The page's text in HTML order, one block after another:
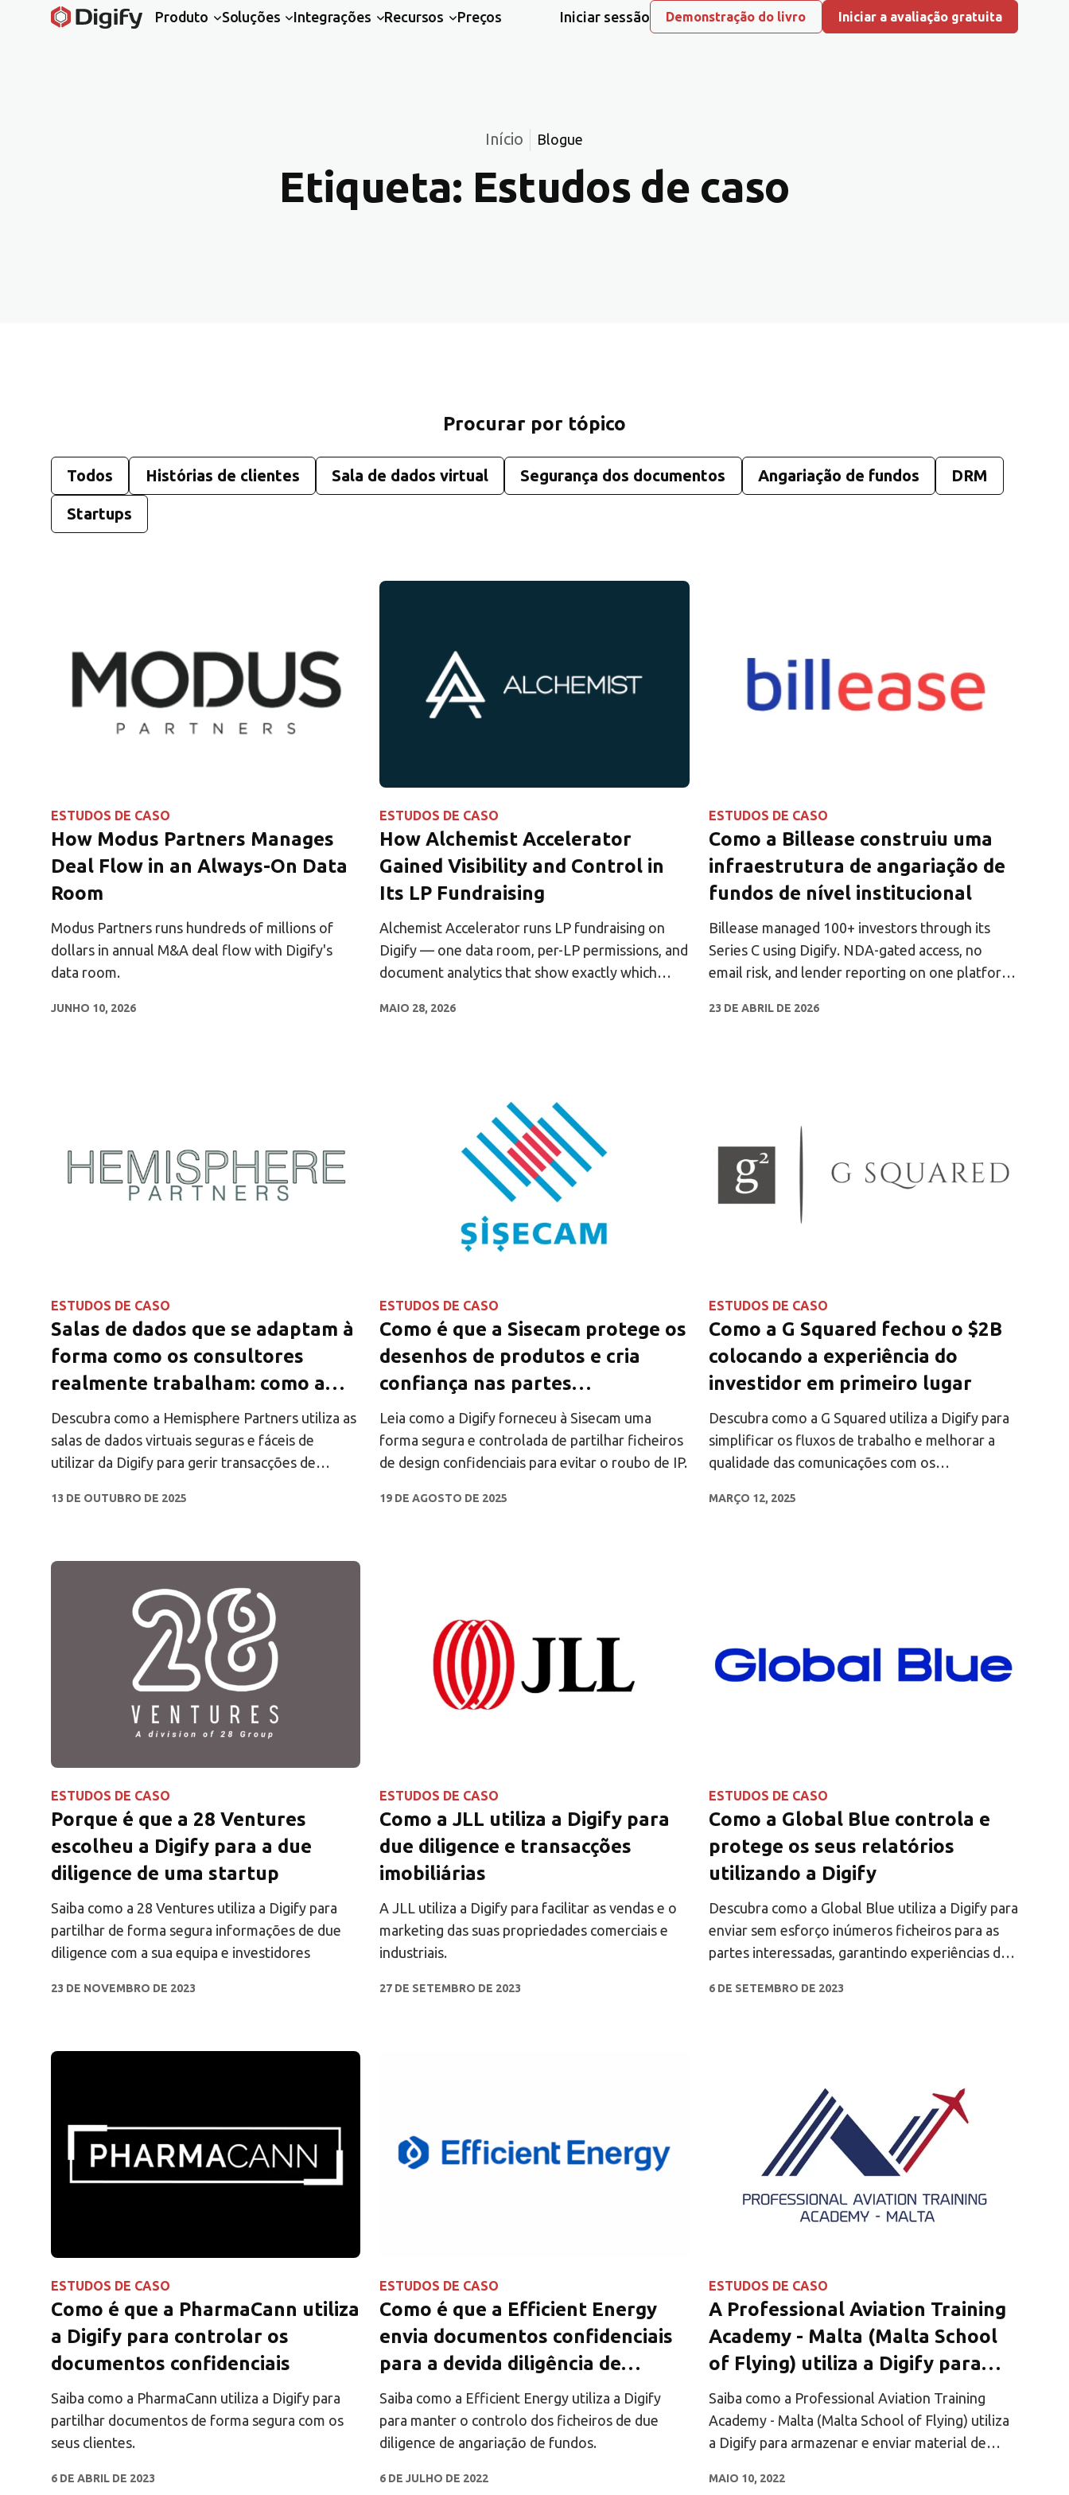
Produto Soluções Integrações Recursos Preços Iniciar sessão Demonstração do livro Iniciar a avaliação gratuita
Início Blogue
Etiqueta: Estudos de caso
Procurar por tópico
Todos Histórias de clientes Sala de dados virtual Segurança dos documentos Angariação de fundos DRM
Startups
ESTUDOS DE CASO
How Modus Partners Manages
Deal Flow in an Always-On Data
Room
Modus Partners runs hundreds of millions of
dollars in annual M&A deal flow with Digify's
data room.
JUNHO 10, 2026
ESTUDOS DE CASO
How Alchemist Accelerator
Gained Visibility and Control in
Its LP Fundraising
Alchemist Accelerator runs LP fundraising on
Digify — one data room, per-LP permissions, and
document analytics that show exactly which
MAIO 28, 2026
ESTUDOS DE CASO
Como a Billease construiu uma
infraestrutura de angariação de
fundos de nível institucional
Billease managed 100+ investors through its
Series C using Digify. NDA-gated access, no
email risk, and lender reporting on one platform.
23 DE ABRIL DE 2026
ESTUDOS DE CASO
Salas de dados que se adaptam à
forma como os consultores
realmente trabalham: como a
Hemisphere Partners simplificou
as fusões e aquisições
transfronteiriças com a Digify
Descubra como a Hemisphere Partners utiliza as
salas de dados virtuais seguras e fáceis de
utilizar da Digify para gerir transacções de
13 DE OUTUBRO DE 2025
ESTUDOS DE CASO
Como é que a Sisecam protege os
desenhos de produtos e cria
confiança nas partes
interessadas
Leia como a Digify forneceu à Sisecam uma
forma segura e controlada de partilhar ficheiros
de design confidenciais para evitar o roubo de IP.
19 DE AGOSTO DE 2025
ESTUDOS DE CASO
Como a G Squared fechou o $2B
colocando a experiência do
investidor em primeiro lugar
Descubra como a G Squared utiliza a Digify para
simplificar os fluxos de trabalho e melhorar a
qualidade das comunicações com os
MARÇO 12, 2025
ESTUDOS DE CASO
Porque é que a 28 Ventures
escolheu a Digify para a due
diligence de uma startup
Saiba como a 28 Ventures utiliza a Digify para
partilhar de forma segura informações de due
diligence com a sua equipa e investidores
23 DE NOVEMBRO DE 2023
ESTUDOS DE CASO
Como a JLL utiliza a Digify para
due diligence e transacções
imobiliárias
A JLL utiliza a Digify para facilitar as vendas e o
marketing das suas propriedades comerciais e
industriais.
27 DE SETEMBRO DE 2023
ESTUDOS DE CASO
Como a Global Blue controla e
protege os seus relatórios
utilizando a Digify
Descubra como a Global Blue utiliza a Digify para
enviar sem esforço inúmeros ficheiros para as
partes interessadas, garantindo experiências de
6 DE SETEMBRO DE 2023
ESTUDOS DE CASO
Como é que a PharmaCann utiliza
a Digify para controlar os
documentos confidenciais
Saiba como a PharmaCann utiliza a Digify para
partilhar documentos de forma segura com os
seus clientes.
6 DE ABRIL DE 2023
ESTUDOS DE CASO
Como é que a Efficient Energy
envia documentos confidenciais
para a devida diligência de
angariação de fundos
Saiba como a Efficient Energy utiliza a Digify
para manter o controlo dos ficheiros de due
diligence de angariação de fundos.
6 DE JULHO DE 2022
ESTUDOS DE CASO
A Professional Aviation Training
Academy - Malta (Malta School
of Flying) utiliza a Digify para
enviar materiais de formação de
forma segura
Saiba como a Professional Aviation Training
Academy - Malta (Malta School of Flying) utiliza
a Digify para armazenar e enviar material de
MAIO 10, 2022